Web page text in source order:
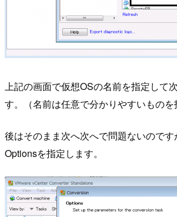
上記の画面で仮想OSの名前を指定して
す。（名前は任意で分かりやすいものを
後はそのまま次へ次へで問題ないので
Optionsを指定します。